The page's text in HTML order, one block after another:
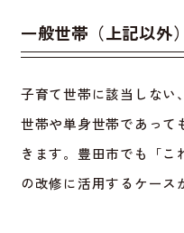
一般世帯（上記以外
子育て世帯に該当しない
世帯や単身世帯であって
きます。豊田市でも「こ
の改修に活用するケース